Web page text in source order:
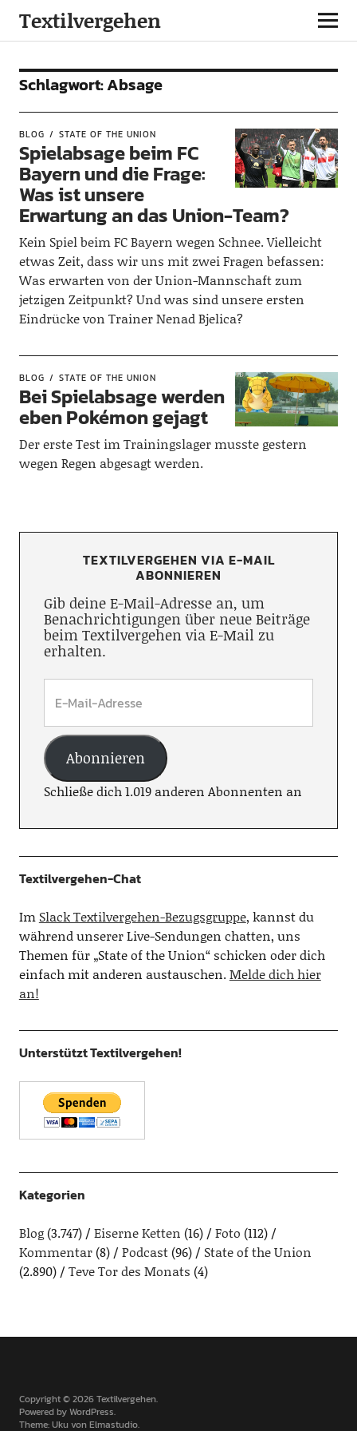
Textilvergehen
Schlagwort:Absage
BLOG STATE OF THE UNION
Spielabsage beim FC
Bayern und die Frage:
Was ist unsere
Erwartung an das Union-Team?
Kein Spiel beim FC Bayern wegen Schnee. Vielleicht
etwas Zeit, dass wir uns mit zwei Fragen befassen:
Was erwarten von der Union-Mannschaft zum
jetzigen Zeitpunkt? Und was sind unsere ersten
Eindrücke von Trainer Nenad Bjelica?
BLOG STATE OF THE UNION
Bei Spielabsage werden
eben Pokémon gejagt
Der erste Test im Trainingslager musste gestern
wegen Regen abgesagt werden.
TEXTILVERGEHEN VIA E-MAIL
ABONNIEREN
Gib deine E-Mail-Adresse an, um
Benachrichtigungen über neue Beiträge
beim Textilvergehen via E-Mail zu
erhalten.
Abonnieren
Schließe dich 1.019 anderen Abonnenten an
Textilvergehen-Chat
Im Slack Textilvergehen-Bezugsgruppe, kannst du
während unserer Live-Sendungen chatten, uns
Themen für „State of the Union“ schicken oder dich
einfach mit anderen austauschen.Melde dich hier
an!
Unterstützt Textilvergehen!
Kategorien
Blog(3.747) Eiserne Ketten (16) Foto (112)
Kommentar(8) Podcast(96)
State of the Union
(2.890)
Teve Tor des Monats (4)
Copyright © 2026 Textilvergehen
Powered byWordPress
Theme: Uku vonElmastudio